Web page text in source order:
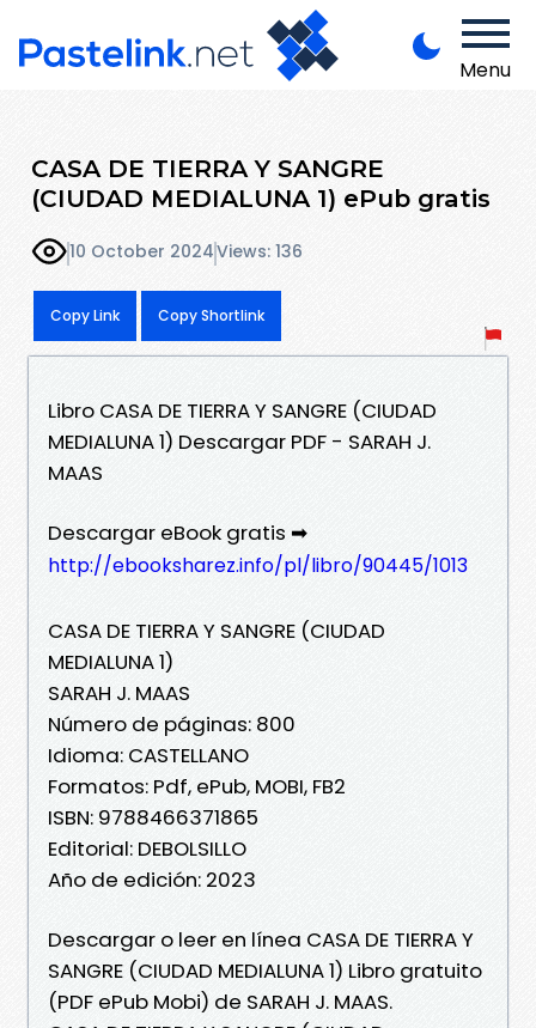
Menu
CASA DE TIERRA Y SANGRE
(CIUDAD MEDIALUNA 1) ePub gratis
10 October 2024Views: 136
Copy Link Copy Shortlink
Libro CASA DE TIERRA Y SANGRE (CIUDAD
MEDIALUNA 1) Descargar PDF - SARAH J.
MAAS
Descargar eBook gratis ➡
http://ebooksharez.info/pl/libro/90445/1013
CASA DE TIERRA Y SANGRE (CIUDAD
MEDIALUNA 1)
SARAH J. MAAS
Número de páginas: 800
Idioma: CASTELLANO
Formatos: Pdf, ePub, MOBI, FB2
ISBN: 9788466371865
Editorial: DEBOLSILLO
Año de edición: 2023
Descargar o leer en línea CASA DE TIERRA Y
SANGRE (CIUDAD MEDIALUNA 1) Libro gratuito
(PDF ePub Mobi) de SARAH J. MAAS.